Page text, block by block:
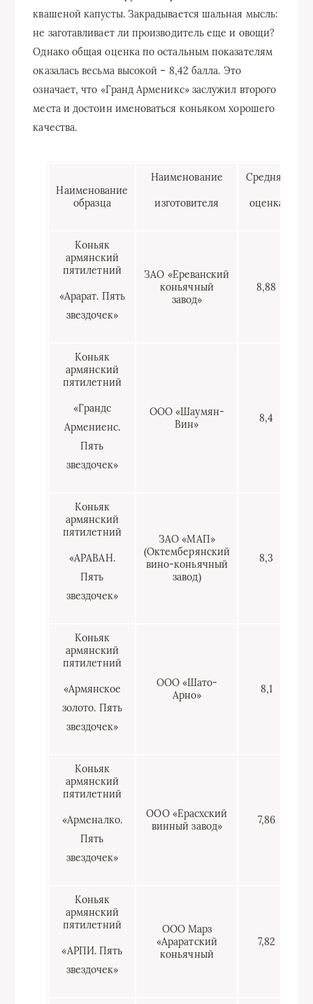
квашеной капусты. Закрадывается шальная мысль:
не заготавливает ли производитель еще и овощи?
Однако общая оценка по остальным показателям
оказалась весьма высокой – 8,42 балла. Это
означает, что «Гранд Арменикс» заслужил второго
места и достоин именоваться коньяком хорошего
качества.
Наименование
образца
Наименование
изготовителя
Средняя
оценка
Коньяк
армянский
пятилетний
«Арарат. Пять
звездочек»
ЗАО «Ереванский
коньячный
завод»
8,88
Коньяк
армянский
пятилетний
«Грандс
Армениенс.
Пять
звездочек»
ООО «Шаумян-
Вин»
8,4
Коньяк
армянский
пятилетний
«АРАВАН.
Пять
звездочек»
ЗАО «МАП»
(Октемберянский
вино-коньячный
завод)
8,3
Коньяк
армянский
пятилетний
«Армянское
золото. Пять
звездочек»
ООО «Шато-
Арно»
8,1
Коньяк
армянский
пятилетний
«Арменалко.
Пять
звездочек»
ООО «Ерасхский
винный завод»
7,86
Коньяк
армянский
пятилетний
«АРПИ. Пять
звездочек»
ООО Марз
«Араратский
коньячный
7,82